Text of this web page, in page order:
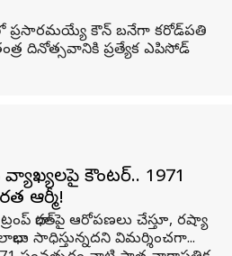
ప్రసారమయ్యే కౌన్ బనేగా కరోడ్‌పతి
దినోత్సవానికి ప్రత్యేక ఎపిసోడ్
వ్యాఖ్యలపై కౌంటర్.. 1971
ఆర్మీ!
భారత్‌పై ఆరోపణలు చేస్తూ, రష్యా
సాధిస్తున్నదని విమర్శించగా...